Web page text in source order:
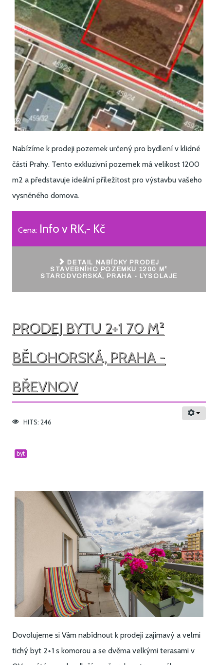
Nabízíme k prodeji pozemek určený pro bydlení v klidné
části Prahy. Tento exkluzivní pozemek má velikost 1200
m2 a představuje ideální příležitost pro výstavbu vašeho
vysněného domova.
Cena: Info v RK,- Kč
DETAIL NABÍDKY PRODEJ
STAVEBNÍHO POZEMKU 1200 M²
STARODVORSKÁ, PRAHA - LYSOLAJE
PRODEJ BYTU 2+1 70 M²
BĚLOHORSKÁ, PRAHA -
BŘEVNOV
HITS: 246
byt
Dovolujeme si Vám nabídnout k prodeji zajímavý a velmi
tichý byt 2+1 s komorou a se dvěma velkými terasami v